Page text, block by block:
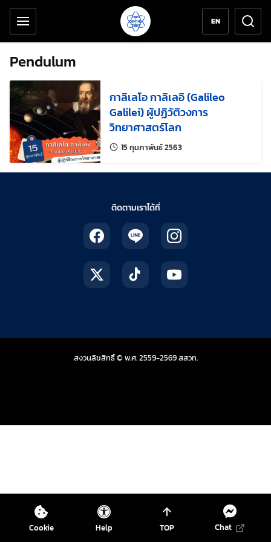
ข้ามไปยังเนื้อหาหลัก
เครื่องมือช่วยเหลือ
EN
Pendulum
กาลิเลโอ กาลิเลอิ (Galileo
Galilei) ผู้ปฏิวัติวงการ
วิทยาศาสตร์โลก
15 กุมภาพันธ์ 2563แก้ไขล่าสุดเมื่อ:
ติดตามเราได้ที่
สงวนลิขสิทธิ์ © พ.ศ. 2559-2569สสวท.สถาบันส่งเสริมการสอ
Cookie Help TOP Chat